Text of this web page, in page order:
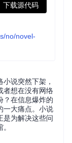
下载源代码
no/novel-
说突然下架，
者想在没有网络
？在信息爆炸的
一大痛点。小说
是为解决这些问